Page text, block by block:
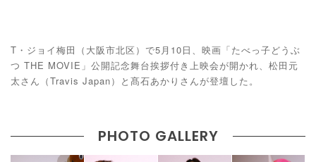
T・ジョイ梅田（大阪市北区）で5月10日、映画「たべっ子どうぶ
つ THE MOVIE」公開記念舞台挨拶付き上映会が開かれ、松田元
太さん（Travis Japan）と髙石あかりさんが登壇した。
PHOTO GALLERY